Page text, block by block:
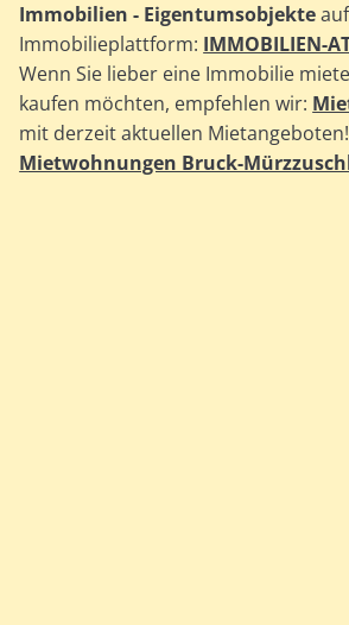
Immobilien - Eigentumsobjekte
Immobilieplattform: IMMOBILIEN-
Wenn Sie lieber eine Immobilie
kaufen möchten, empfehlen wir:
mit derzeit aktuellen Mietangeboten!
Mietwohnungen Bruck-